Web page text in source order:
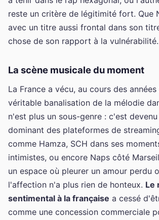
reste un critère de légitimité fort. Que
avec un titre aussi frontal dans son
chose de son rapport à la vulnérabilité.
La scène musicale du moment
La France a vécu, au cours des
véritable banalisation de la mélodie
n'est plus un sous-genre : c'est
dominant des plateformes de
comme Hamza, SCH dans ses
intimistes, ou encore Naps côté
un espace où pleurer un amour perdu
l'affection n'a plus rien de honteux. Le
sentimental à la française a cessé
comme une concession commerciale